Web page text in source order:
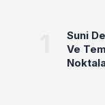
Suni
Ve